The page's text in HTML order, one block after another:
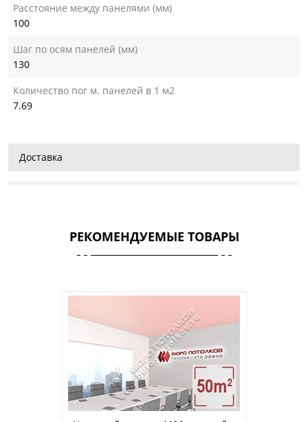
Расстояние между панелями (мм)
100
Шаг по осям панелей (мм)
130
Количество пог м. панелей в 1 м2
7.69
Доставка
РЕКОМЕНДУЕМЫЕ ТОВАРЫ